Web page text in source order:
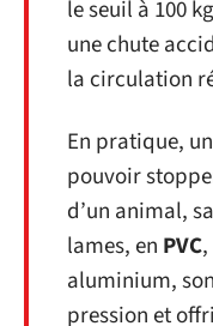
le seuil à 100
une chute
la circulation
En pratique,
pouvoir
d’un animal,
lames, en PVC
aluminium,
pression et